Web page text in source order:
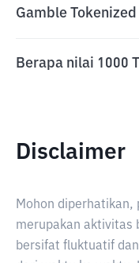
Gamble
Berapa nilai 1000
Disclaimer
Mohon
merupakan aktivitas
bersifat fluktuatif